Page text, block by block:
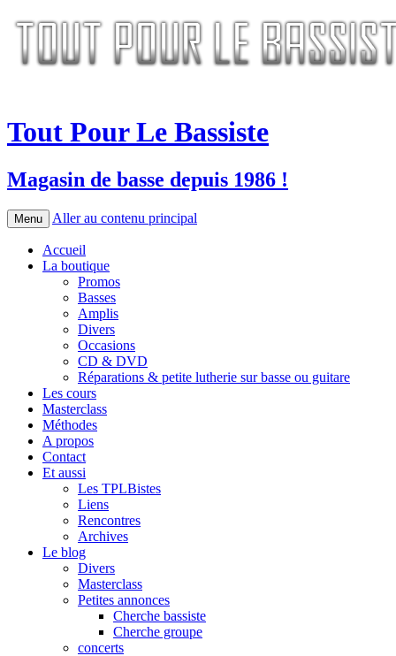
Tout Pour Le Bassiste
Magasin de basse depuis 1986 !
Menu Aller au contenu principal
Accueil
La boutique
Promos
Basses
Amplis
Divers
Occasions
CD & DVD
Réparations & petite lutherie sur basse ou guitare
Les cours
Masterclass
Méthodes
A propos
Contact
Et aussi
Les TPLBistes
Liens
Rencontres
Archives
Le blog
Divers
Masterclass
Petites annonces
Cherche bassiste
Cherche groupe
concerts